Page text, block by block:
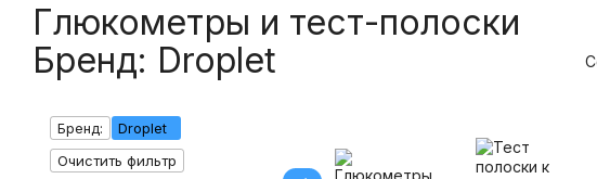
Глюкометры и тест-полоски
Бренд: Droplet
Бренд:
Droplet
Очистить фильтр